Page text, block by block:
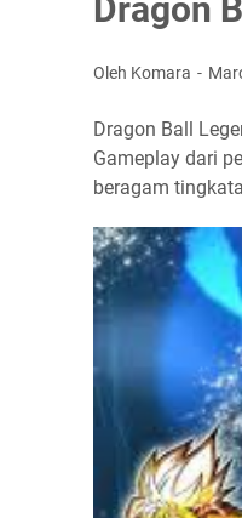
Dragon
Oleh Komara
Dragon Ball
Gameplay dari
beragam